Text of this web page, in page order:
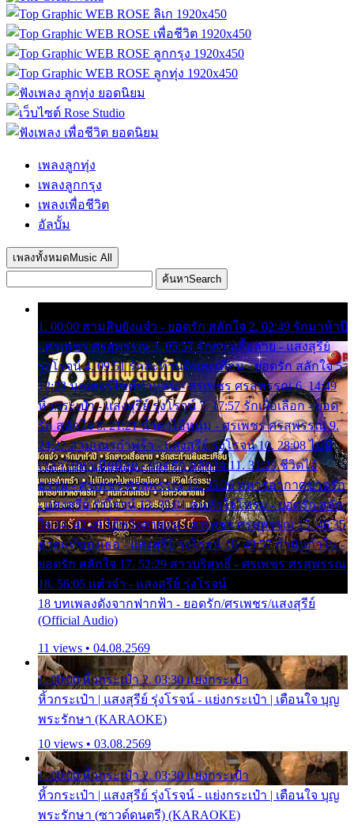
เพลงลูกทุ่ง
เพลงลูกกรุง
เพลงเพื่อชีวิต
อัลบั้ม
เพลงทั้งหมด Music All
ค้นหาSearch
1. 00:00 สามสิบยังแจ๋ว - ยอดรัก สลักใจ 2. 02:49 รักมาห้าปี
- ศรเพชร ศรสุพรรณ 3. 05:57 รักสาวเสื้อลาย - แสงสุรีย์
รุ่งโรจน์ 4. 09:51 รักสะท้านดินสะเทือน - ยอดรัก สลักใจ 5.
12:23 มอเตอร์ไซค์ทำหล่น - ศรเพชร ศรสุพรรณ 6. 14:49
หิ้วกระเป๋า - แสงสุรีย์ รุ่งโรจน์ 7. 17:57 รักเผื่อเลือก - ยอด
รัก สลักใจ 8. 21:21 น้ำตาไอ้หนุ่ม - ศรเพชร ศรสุพรรณ 9.
24:27 สามเณรกำพร้า - แสงสุรีย์ รุ่งโรจน์ 10. 28:08 ไม่มี
เวลาไปหาเมียน้อย - ยอดรัก สลักใจ 11. 31:29 ชีวิตไอ้
ธรรม - ศรเพชร ศรสุพรรณ 12. 35:26 ทหารอากาศขาดรัก
- แสงสุรีย์ รุ่งโรจน์ 13. 39:01 คนหัวใจโทรม - ยอดรัก สลัก
ใจ 14. 42:49 ไอ้หวังตายแน่ - ศรเพชร ศรสุพรรณ 15. 46:35
ธาตุแท้ของเธอ - แสงสุรีย์ รุ่งโรจน์ 16. 49:57 กำนันกำใน -
ยอดรัก สลักใจ 17. 52:29 สาวบริสุทธิ์ - ศรเพชร ศรสุพรรณ
18. 56:05 แต๋วจ๋า - แสงสุรีย์ รุ่งโรจน์
18 บทเพลงดังจากฟากฟ้า - ยอดรัก/ศรเพชร/แสงสุรีย์
(Official Audio)
11 views • 04.08.2569
1. 00:00 หิ้วกระเป๋า 2. 03:30 แย่งกระเป๋า
หิ้วกระเป๋า | แสงสุรีย์ รุ่งโรจน์ - แย่งกระเป๋า | เตือนใจ บุญ
พระรักษา (KARAOKE)
10 views • 03.08.2569
1. 00:00 หิ้วกระเป๋า 2. 03:30 แย่งกระเป๋า
หิ้วกระเป๋า | แสงสุรีย์ รุ่งโรจน์ - แย่งกระเป๋า | เตือนใจ บุญ
พระรักษา (ซาวด์ดนตรี) (KARAOKE)